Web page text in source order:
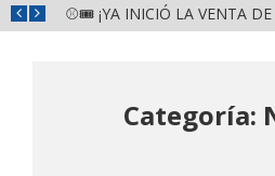
⚾🎟️ ¡YA INICIÓ LA VENTA DE BOLETOS PARA LA SERIE DEL CARIBE KIDS NAYARIT 2026!
Categoría: